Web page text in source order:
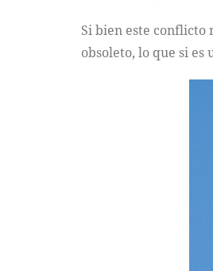
Si bien este conflicto
obsoleto, lo que si